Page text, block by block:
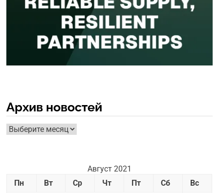
Архив новостей
Архив
новостей
Август 2021
Пн
Вт Ср Чт Пт Сб
Вс